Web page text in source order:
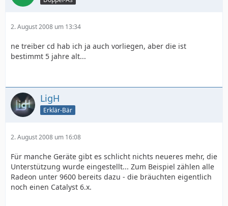
2. August 2008 um 13:34
ne treiber cd hab ich ja auch vorliegen, aber die ist
bestimmt 5 jahre alt...
LigH
Erklär-Bär
2. August 2008 um 16:08
Für manche Geräte gibt es schlicht nichts neueres mehr, die
Unterstützung wurde eingestellt... Zum Beispiel zählen alle
Radeon unter 9600 bereits dazu - die bräuchten eigentlich
noch einen Catalyst 6.x.